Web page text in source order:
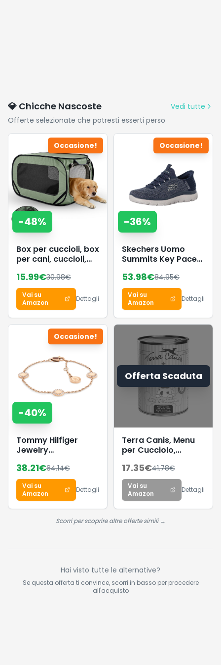
💎 Chicche Nascoste
Vedi tutte
Offerte selezionate che potresti esserti perso
Occasione!
-48%
Box per cuccioli, box
per cani, cuccioli,
gatti, conigli,
beccuccio (stile 2 –
verde)
15.99€30.98€
Vai su
Amazon
Dettagli
Occasione!
-36%
Skechers Uomo
Summits Key Pace
Navy Mesh, 39.5 EU
53.98€84.95€
Vai su
Amazon
Dettagli
Occasione!
-40%
Tommy Hilfiger
Jewelry
Donna in Acciaio
Inossidabile con
Charms Impreziositi
da Cristalli -
Disponibile in
versione Oro, Oro
38.21€64.14€
Vai su
Amazon
Dettagli
Offerta Scaduta
Terra Canis, Menu
per Cucciolo,
Pezzi (Confezione
da 12 x 400 g)
17.35€41.78€
Vai su
Amazon
Dettagli
Scorri per scoprire altre offerte simili →
Hai visto tutte le alternative?
Se questa offerta ti convince, scorri in basso per procedere
all'acquisto